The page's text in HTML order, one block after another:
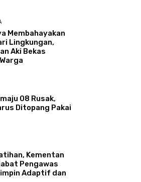
Membahayakan
Lingkungan,
Aki Bekas
08 Rusak,
Ditopang Pakai
Kementan
Pengawas
Adaptif dan